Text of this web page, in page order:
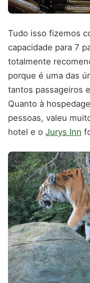
Tudo isso fizemos
capacidade para 7
totalmente
porque é uma das
tantos passageiros
Quanto à
pessoas, valeu
hotel e o Jurys Inn